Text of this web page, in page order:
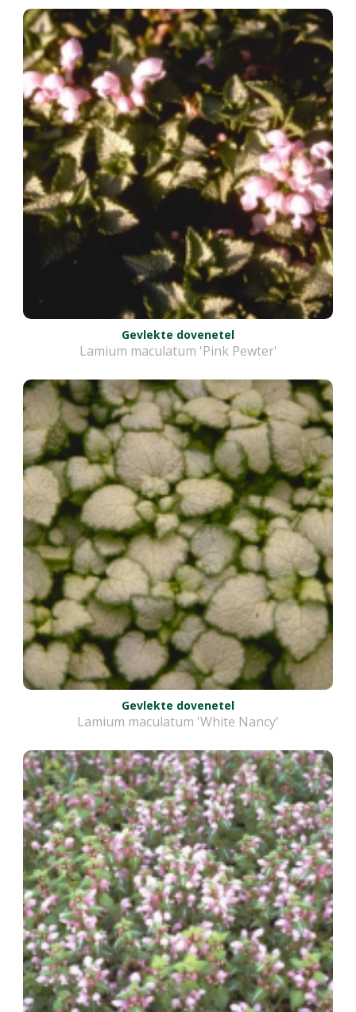
Gevlekte dovenetel
Lamium maculatum 'Pink Pewter'
Gevlekte dovenetel
Lamium maculatum 'White Nancy'